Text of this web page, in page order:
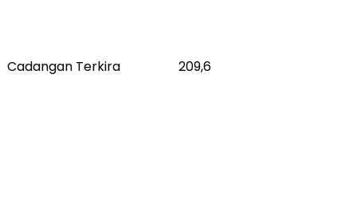
Cadangan Terkira 209,6